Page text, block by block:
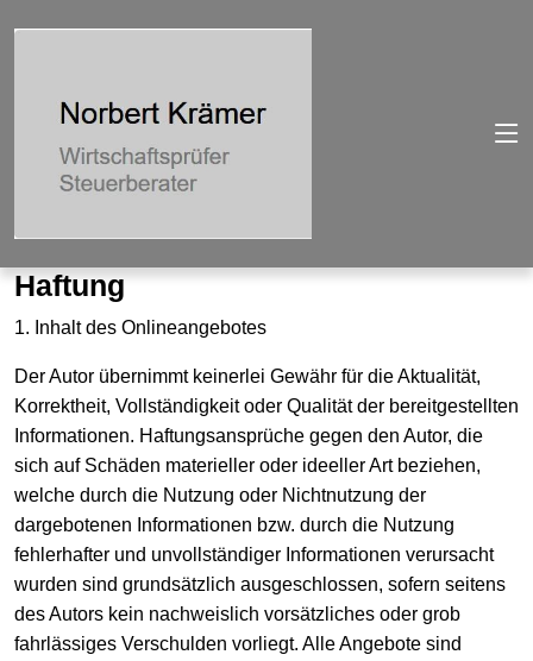
Haftung
1. Inhalt des Onlineangebotes
Der Autor übernimmt keinerlei Gewähr für die Aktualität,
Korrektheit, Vollständigkeit oder Qualität der bereitgestellten
Informationen. Haftungsansprüche gegen den Autor, die
sich auf Schäden materieller oder ideeller Art beziehen,
welche durch die Nutzung oder Nichtnutzung der
dargebotenen Informationen bzw. durch die Nutzung
fehlerhafter und unvollständiger Informationen verursacht
wurden sind grundsätzlich ausgeschlossen, sofern seitens
des Autors kein nachweislich vorsätzliches oder grob
fahrlässiges Verschulden vorliegt. Alle Angebote sind